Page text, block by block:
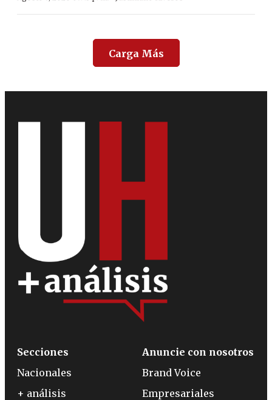
Carga Más
Secciones
Nacionales
+ análisis
Anuncie con nosotros
Brand Voice
Empresariales